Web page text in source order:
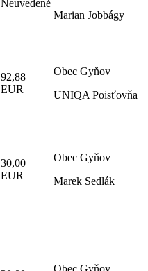
Neuvedené
Marian Jobbágy
92,88
EUR
Obec Gyňov
UNIQA Poisťovňa
30,00
EUR
Obec Gyňov
Marek Sedlák
Obec Gyňov